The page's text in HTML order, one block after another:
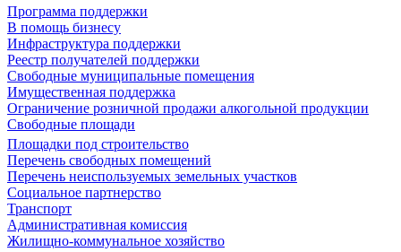
Программа поддержки
В помощь бизнесу
Инфраструктура поддержки
Реестр получателей поддержки
Свободные муниципальные помещения
Имущественная поддержка
Ограничение розничной продажи алкогольной продукции
Свободные площади
Площадки под строительство
Перечень свободных помещений
Перечень неиспользуемых земельных участков
Социальное партнерство
Транспорт
Административная комиссия
Жилищно-коммунальное хозяйство